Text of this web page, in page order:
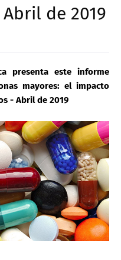
de 2019
presenta este informe
mayores: el impacto
- Abril de 2019